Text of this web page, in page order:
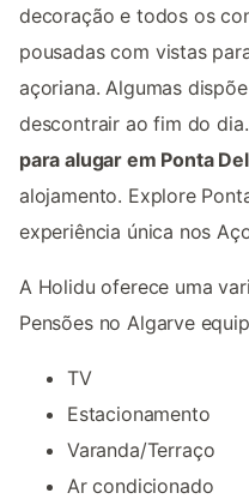
decoração e todos os
pousadas com vistas
açoriana. Algumas
descontrair ao fim do
para alugar em Ponta
alojamento. Explore
experiência única nos
A Holidu oferece uma
Pensões no Algarve
TV
Estacionamento
Varanda/Terraço
Ar condicionado